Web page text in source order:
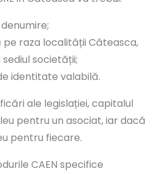
pe raza localității Căteasca,
societății;
identitate valabilă.
ale legislației, capitalul
pentru un asociat, iar dacă
pentru fiecare.
CAEN specifice